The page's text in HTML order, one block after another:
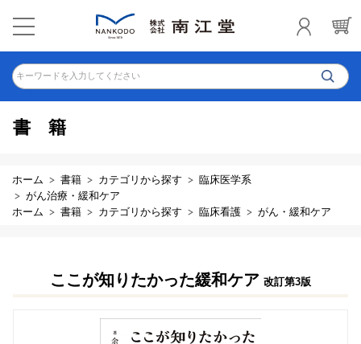
キーワードを入力してください
書籍
ホーム 書籍 カテゴリから探す
臨床医学系
がん治療・緩和ケア
ホーム
書籍 カテゴリから探す 臨床看護 がん・緩和ケア
ここが知りたかった緩和ケア 改訂第3版